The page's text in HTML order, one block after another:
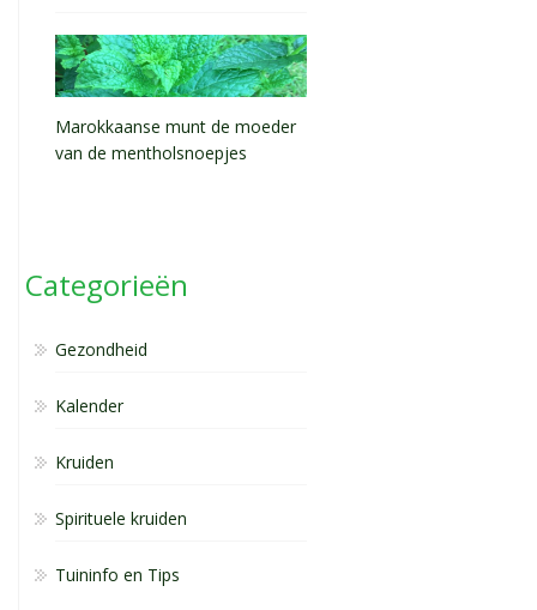
Marokkaanse munt de moeder
van de mentholsnoepjes
Categorieën
Gezondheid
Kalender
Kruiden
Spirituele kruiden
Tuininfo en Tips